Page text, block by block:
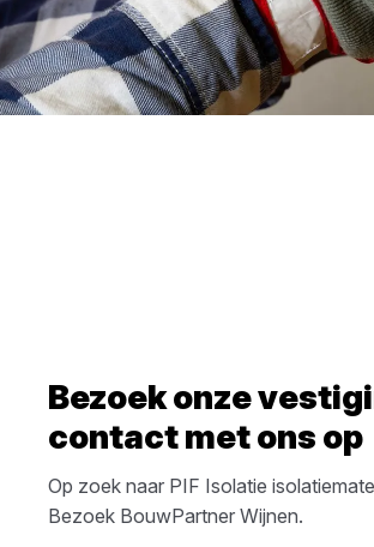
Bezoek onze
contact met ons op
Op zoek naar PIF Isolatie
Bezoek BouwPartner Wijnen.